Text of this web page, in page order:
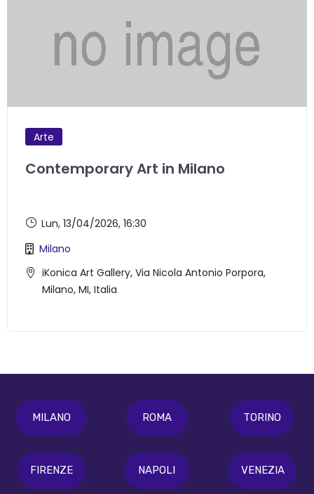
Arte
Contemporary Art in Milano
iKonica Art Gallery, Via Nicola Antonio Porpora,
Milano, MI, Italia
Milano
Lun, 13/04/2026, 16:30
MILANO ROMA TORINO
FIRENZE NAPOLI VENEZIA